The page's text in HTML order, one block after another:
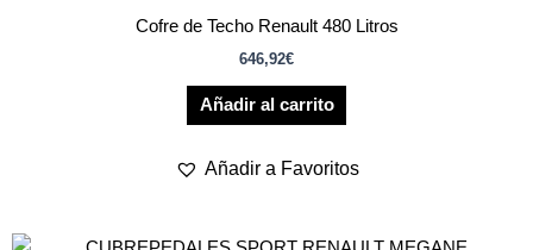
Cofre de Techo Renault 480 Litros
646,92€
Añadir al carrito
Añadir a Favoritos